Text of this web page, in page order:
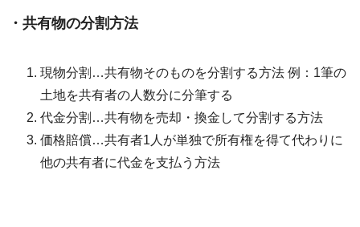
・ 共有物の分割方法
現物分割…共有物そのものを分割する方法 例：1筆の
土地を共有者の人数分に分筆する
代金分割…共有物を売却・換金して分割する方法
価格賠償…共有者1人が単独で所有権を得て代わりに
他の共有者に代金を支払う方法